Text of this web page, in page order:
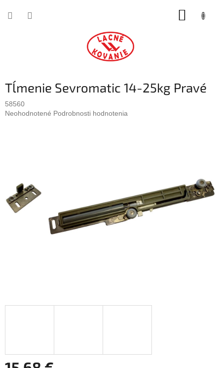
Tĺmenie Sevromatic 14-25kg Pravé
58560
Priemerné
Neohodnotené Podrobnosti hodnotenia